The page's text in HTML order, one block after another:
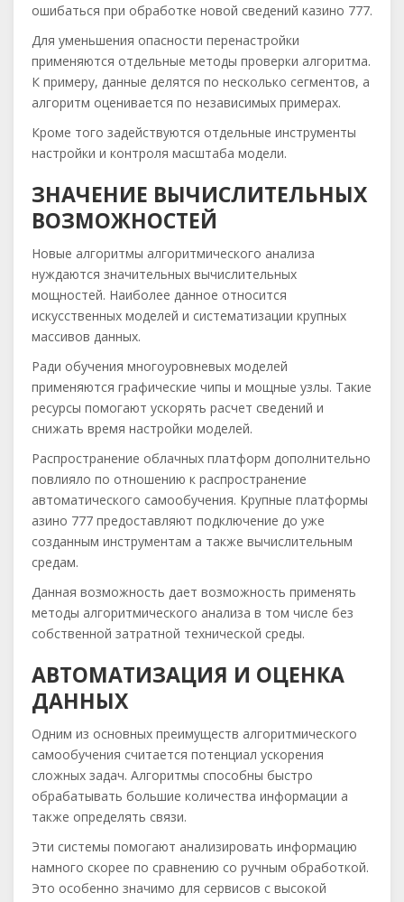
ошибаться при обработке новой сведений казино 777.
Для уменьшения опасности перенастройки
применяются отдельные методы проверки алгоритма.
К примеру, данные делятся по несколько сегментов, а
алгоритм оценивается по независимых примерах.
Кроме того задействуются отдельные инструменты
настройки и контроля масштаба модели.
ЗНАЧЕНИЕ ВЫЧИСЛИТЕЛЬНЫХ
ВОЗМОЖНОСТЕЙ
Новые алгоритмы алгоритмического анализа
нуждаются значительных вычислительных
мощностей. Наиболее данное относится
искусственных моделей и систематизации крупных
массивов данных.
Ради обучения многоуровневых моделей
применяются графические чипы и мощные узлы. Такие
ресурсы помогают ускорять расчет сведений и
снижать время настройки моделей.
Распространение облачных платформ дополнительно
повлияло по отношению к распространение
автоматического самообучения. Крупные платформы
азино 777 предоставляют подключение до уже
созданным инструментам а также вычислительным
средам.
Данная возможность дает возможность применять
методы алгоритмического анализа в том числе без
собственной затратной технической среды.
АВТОМАТИЗАЦИЯ И ОЦЕНКА
ДАННЫХ
Одним из основных преимуществ алгоритмического
самообучения считается потенциал ускорения
сложных задач. Алгоритмы способны быстро
обрабатывать большие количества информации а
также определять связи.
Эти системы помогают анализировать информацию
намного скорее по сравнению со ручным обработкой.
Это особенно значимо для сервисов с высокой